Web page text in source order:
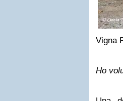
Vigna
Ho